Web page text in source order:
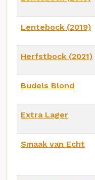
Lentebock (2019)
Herfstbock (2021)
Budels Blond
Extra Lager
Smaak van Echt